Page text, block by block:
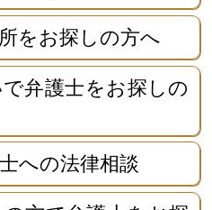
をお探しの方へ
弁護士をお探しの
への法律相談